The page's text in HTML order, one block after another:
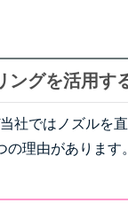
ングを活用す
社ではノズルを
の理由があります。